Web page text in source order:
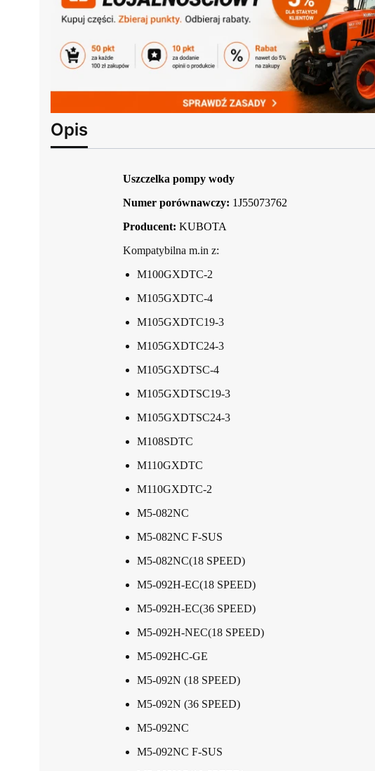
Opis
Uszczelka pompy wody
Numer porównawczy: 1J55073762
Producent: KUBOTA
Kompatybilna m.in z:
M100GXDTC-2
M105GXDTC-4
M105GXDTC19-3
M105GXDTC24-3
M105GXDTSC-4
M105GXDTSC19-3
M105GXDTSC24-3
M108SDTC
M110GXDTC
M110GXDTC-2
M5-082NC
M5-082NC F-SUS
M5-082NC(18 SPEED)
M5-092H-EC(18 SPEED)
M5-092H-EC(36 SPEED)
M5-092H-NEC(18 SPEED)
M5-092HC-GE
M5-092N (18 SPEED)
M5-092N (36 SPEED)
M5-092NC
M5-092NC F-SUS